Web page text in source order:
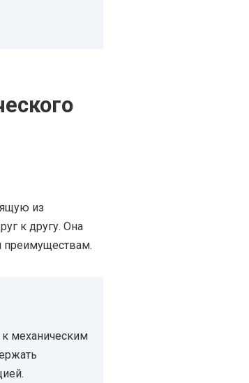
из
к другу. Она
преимуществам.
механическим